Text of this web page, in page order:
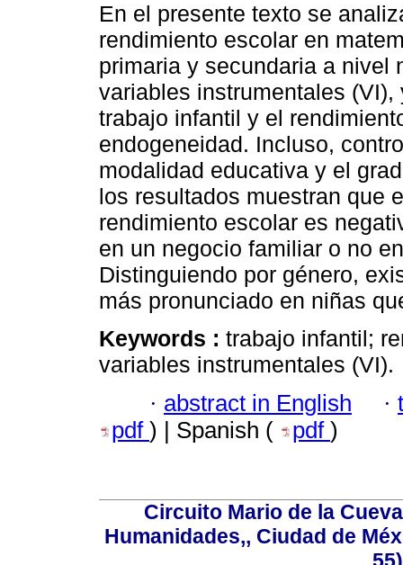
En el presente texto se
rendimiento escolar en
primaria y secundaria a nivel
variables instrumentales
trabajo infantil y el
endogeneidad. Incluso,
modalidad educativa y el
los resultados muestran que
rendimiento escolar es
en un negocio familiar o no
Distinguiendo por género,
más pronunciado en niñas
Keywords : trabajo infantil;
variables instrumentales (VI).
· abstract in English ·
pdf ) | Spanish ( pdf )
Circuito Mario de la
Humanidades,, Ciudad de